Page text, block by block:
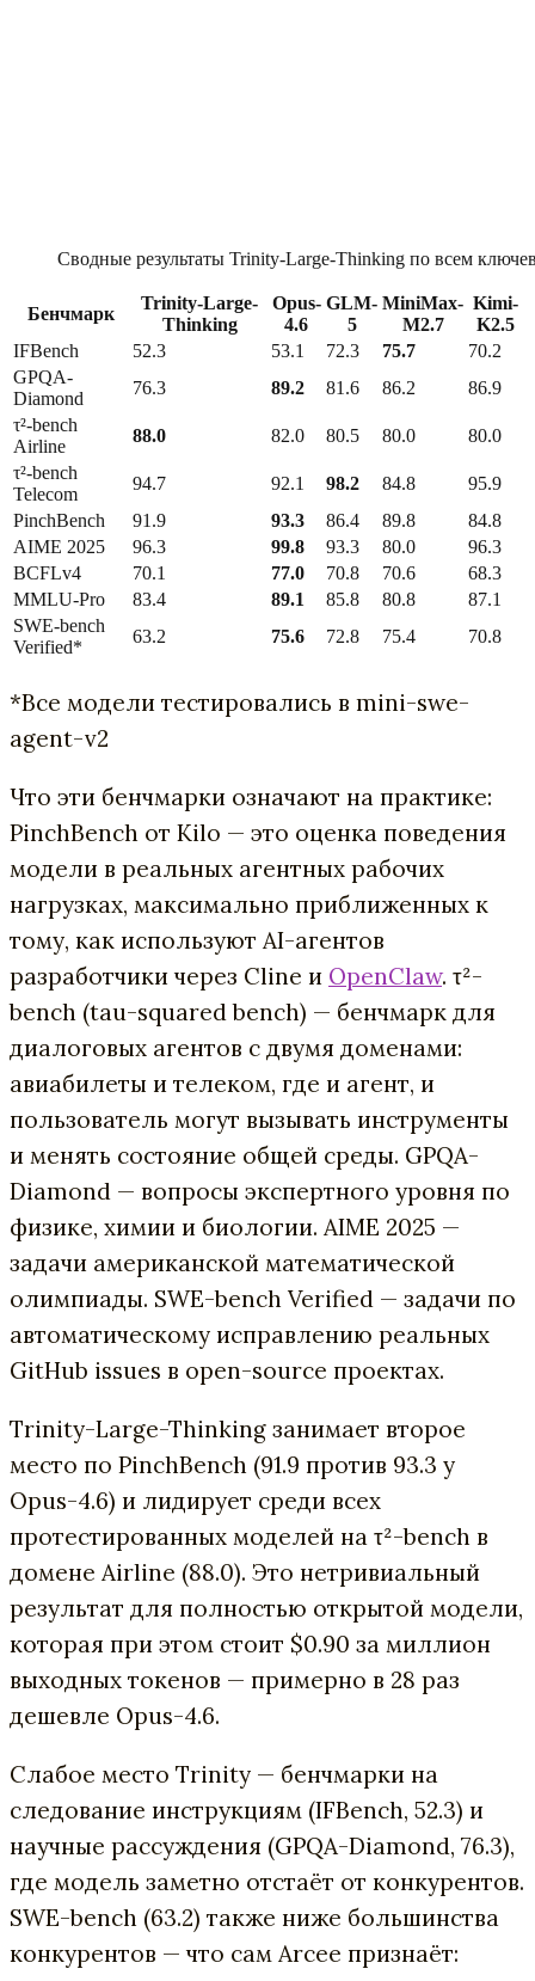
Сводные результаты Trinity-Large-Thinking по всем
Бенчмарк
Trinity-Large-
Thinking
Opus-
4.6
GLM-
5
MiniMax-
M2.7
Kimi-
K2.5
IFBench
52.3 53.1 72.3 75.7
70.2
GPQA-
Diamond
76.3 89.2 81.6 86.2
86.9
τ²-bench
Airline
88.0 82.0 80.5 80.0
80.0
τ²-bench
Telecom
94.7 92.1 98.2 84.8
95.9
PinchBench
91.9 93.3 86.4 89.8
84.8
AIME 2025
96.3 99.8 93.3 80.0
96.3
BCFLv4
70.1 77.0 70.8 70.6
68.3
MMLU-Pro
83.4 89.1 85.8 80.8
87.1
SWE-bench
Verified*
63.2 75.6 72.8 75.4 70.8
*Все модели тестировались в mini-swe-
agent-v2
Что эти бенчмарки означают на практике:
PinchBench от Kilo — это оценка поведения
модели в реальных агентных рабочих
нагрузках, максимально приближенных к
тому, как используют AI-агентов
разработчики через Cline и OpenClaw. τ²-
bench (tau-squared bench) — бенчмарк для
диалоговых агентов с двумя доменами:
авиабилеты и телеком, где и агент, и
пользователь могут вызывать инструменты
и менять состояние общей среды. GPQA-
Diamond — вопросы экспертного уровня по
физике, химии и биологии. AIME 2025 —
задачи американской математической
олимпиады. SWE-bench Verified — задачи по
автоматическому исправлению реальных
GitHub issues в open-source проектах.
Trinity-Large-Thinking занимает второе
место по PinchBench (91.9 против 93.3 у
Opus-4.6) и лидирует среди всех
протестированных моделей на τ²-bench в
домене Airline (88.0). Это нетривиальный
результат для полностью открытой модели,
которая при этом стоит $0.90 за миллион
выходных токенов — примерно в 28 раз
дешевле Opus-4.6.
Слабое место Trinity — бенчмарки на
следование инструкциям (IFBench, 52.3) и
научные рассуждения (GPQA-Diamond, 76.3),
где модель заметно отстаёт от конкурентов.
SWE-bench (63.2) также ниже большинства
конкурентов — что сам Arcee признаёт: